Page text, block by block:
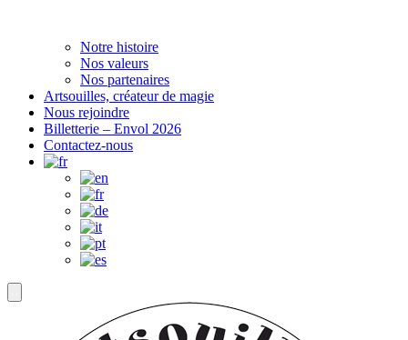
Notre histoire
Nos valeurs
Nos partenaires
Artsouilles, créateur de magie
Nous rejoindre
Billetterie – Envol 2026
Contactez-nous